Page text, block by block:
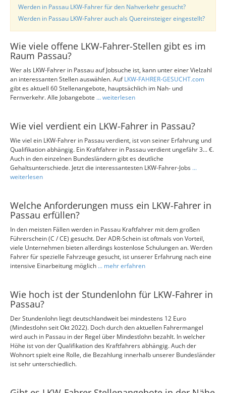
Werden in Passau LKW-Fahrer für den Nahverkehr gesucht?
Werden in Passau LKW-Fahrer auch als Quereinsteiger eingestellt?
Wie viele offene LKW-Fahrer-Stellen gibt es im
Raum Passau?
Wer als LKW-Fahrer in Passau auf Jobsuche ist, kann unter einer Vielzahl
an interessanten Stellen auswählen. AufLKW-FAHRER-GESUCHT.com
gibt es aktuell 60 Stellenangebote, hauptsächlich im Nah- und
Fernverkehr. Alle Jobangebote ... weiterlesen
Wie viel verdient ein LKW-Fahrer in Passau?
Wie viel ein LKW-Fahrer in Passau verdient, ist von seiner Erfahrung und
Qualifikation abhängig. Ein Kraftfahrer in Passau verdient ungefähr 3... €.
Auch in den einzelnen Bundesländern gibt es deutliche
Gehaltsunterschiede. Jetzt die interessantesten LKW-Fahrer-Jobs ...
weiterlesen
Welche Anforderungen muss ein LKW-Fahrer in
Passau erfüllen?
In den meisten Fällen werden in Passau Kraftfahrer mit dem großen
Führerschein (C / CE) gesucht. Der ADR-Schein ist oftmals von Vorteil,
viele Unternehmen bieten allerdings kostenlose Schulungen an. Werden
Fahrer für spezielle Fahrzeuge gesucht, ist unserer Erfahrung nach eine
intensive Einarbeitung möglich ... mehr erfahren
Wie hoch ist der Stundenlohn für LKW-Fahrer in
Passau?
Der Stundenlohn liegt deutschlandweit bei mindestens 12 Euro
(Mindestlohn seit Okt 2022). Doch durch den aktuellen Fahrermangel
wird auch in Passau in der Regel über Mindestlohn bezahlt. In welcher
Höhe ist von der Qualifikation des Kraftfahrers abhängig. Auch der
Wohnort spielt eine Rolle, die Bezahlung innerhalb unserer Bundesländer
ist sehr unterschiedlich.